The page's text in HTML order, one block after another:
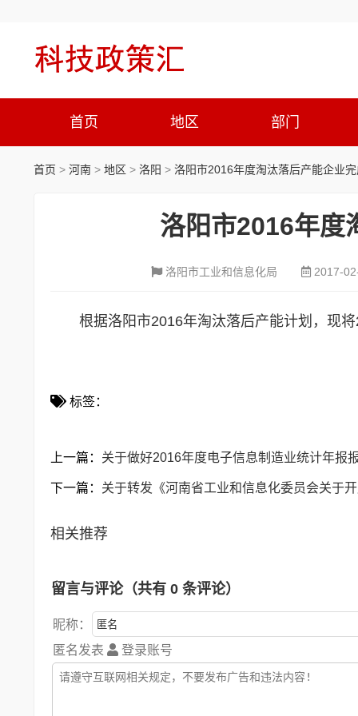
首页 地区 部门
首页 > 河南 > 地区 > 洛阳 > 洛阳市2016年度淘汰落后产能企业
洛阳市2016年度
洛阳市工业和信息化局 2017-
根据洛阳市2016年淘汰落后产能计划，现
标签：
上一篇： 关于做好2016年度电子信息制造业统计年报
下一篇： 关于转发《河南省工业和信息化委员会关于
相关推荐
留言与评论（共有 0 条评论）
昵称：
匿名发表
登录账号